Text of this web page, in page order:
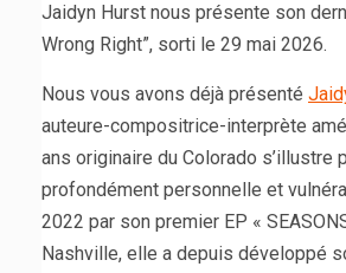
Jaidyn Hurst nous présente son
Wrong Right”, sorti le 29 mai 2026.
Nous vous avons déjà présenté
auteure-compositrice-interprète
ans originaire du Colorado s’illustre
profondément personnelle et
2022 par son premier EP «
Nashville, elle a depuis développé